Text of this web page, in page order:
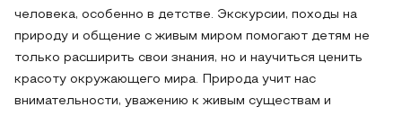
человека, особенно в детстве. Экскурсии, походы на
природу и общение с живым миром помогают детям не
только расширить свои знания, но и научиться ценить
красоту окружающего мира. Природа учит нас
внимательности, уважению к живым существам и